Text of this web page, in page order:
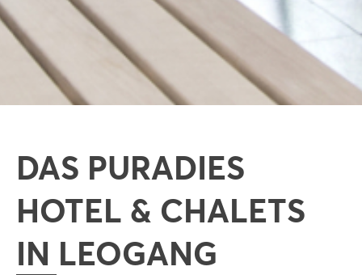
DAS PURADIES
HOTEL & CHALETS
IN LEOGANG